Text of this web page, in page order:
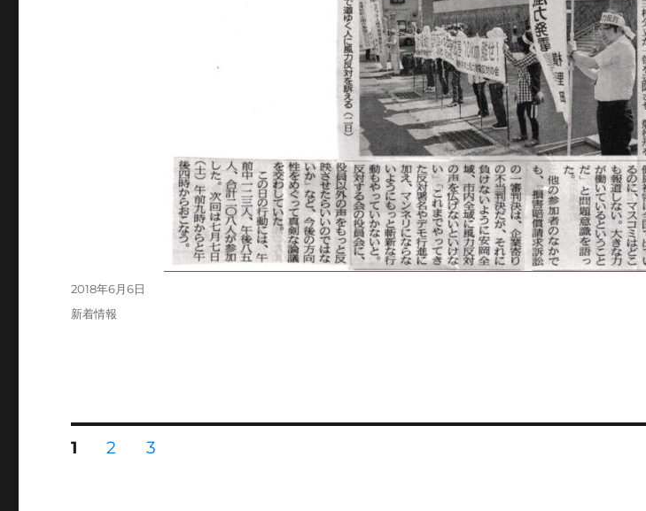
投
稿
日:
2018年6月6日
カ
新着情報
投
固
1
固
2
固
3